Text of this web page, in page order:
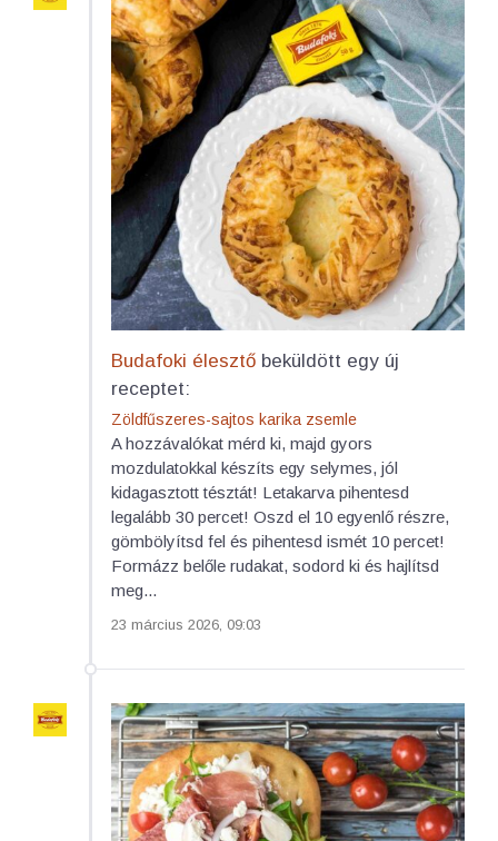
Budafoki élesztő beküldött egy új
receptet:
Zöldfűszeres-sajtos karika zsemle
A hozzávalókat mérd ki, majd gyors
mozdulatokkal készíts egy selymes, jól
kidagasztott tésztát! Letakarva pihentesd
legalább 30 percet! Oszd el 10 egyenlő részre,
gömbölyítsd fel és pihentesd ismét 10 percet!
Formázz belőle rudakat, sodord ki és hajlítsd
meg...
23 március 2026, 09:03